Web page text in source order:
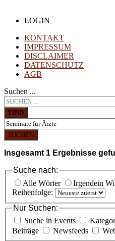
LOGIN
KONTAKT
IMPRESSUM
DISCLAIMER
DATENSCHUTZ
AGB
Suchen ...
FIND
SUCHEN
Insgesamt 1 Ergebnisse
Suche nach:
Alle Wörter
Irgendein
Reihenfolge:
Nur Suchen:
Suche in Events
Beiträge
Newsfeeds